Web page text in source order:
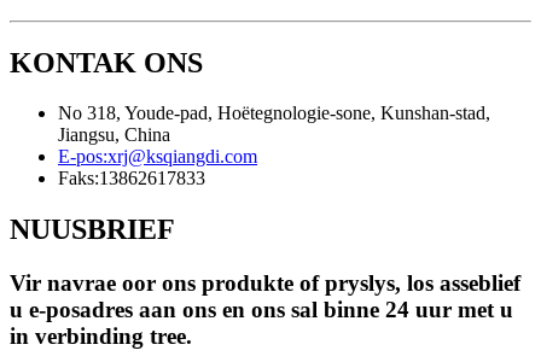
KONTAK ONS
No 318, Youde-pad, Hoëtegnologie-sone, Kunshan-stad,
Jiangsu, China
E-pos:xrj@ksqiangdi.com
Faks:13862617833
NUUSBRIEF
Vir navrae oor ons produkte of pryslys, los asseblief
u e-posadres aan ons en ons sal binne 24 uur met u
in verbinding tree.